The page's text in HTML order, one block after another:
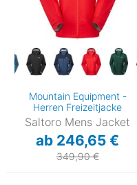
Mountain Equipment -
Herren Freizeitjacke
Saltoro Mens Jacket
ab 246,65 €
349,90 €